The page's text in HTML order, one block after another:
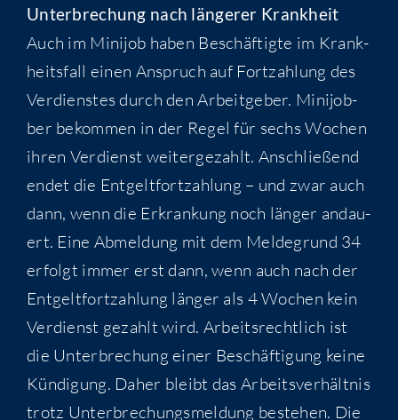
Unter­bre­chung nach län­ge­rer Krankheit
Auch im Mini­job haben Beschäf­tig­te im Krank­
heits­fall einen Anspruch auf Fort­zah­lung des
Ver­diens­tes durch den Arbeit­ge­ber. Mini­job­
ber bekom­men in der Regel für sechs Wochen
ihren Ver­dienst wei­ter­ge­zahlt. Anschlie­ßend
endet die Ent­gelt­fort­zah­lung – und zwar auch
dann, wenn die Erkran­kung noch län­ger andau­
ert. Eine Abmel­dung mit dem Mel­de­grund 34
erfolgt immer erst dann, wenn auch nach der
Ent­gelt­fort­zah­lung län­ger als 4 Wochen kein
Ver­dienst gezahlt wird. Arbeits­recht­lich ist
die Unter­bre­chung einer Beschäf­ti­gung kei­ne
Kün­di­gung. Daher bleibt das Arbeits­ver­hält­nis
trotz Unter­bre­chungs­mel­dung bestehen. Die